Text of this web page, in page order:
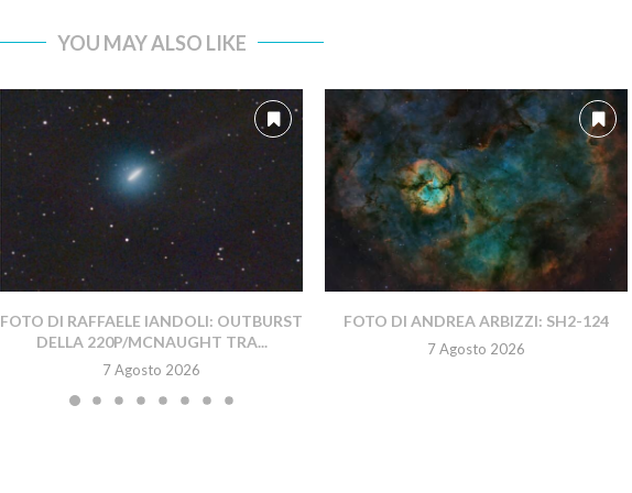
YOU MAY ALSO LIKE
FOTO DI RAFFAELE IANDOLI: OUTBURST
DELLA 220P/MCNAUGHT TRA...
7 Agosto 2026
FOTO DI ANDREA ARBIZZI: SH2-124
7 Agosto 2026